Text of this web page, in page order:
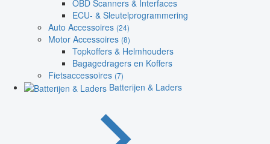
OBD Scanners & Interfaces
ECU- & Sleutelprogrammering
Auto Accessoires (24)
Motor Accessoires (8)
Topkoffers & Helmhouders
Bagagedragers en Koffers
Fietsaccessoires (7)
Batterijen & Laders